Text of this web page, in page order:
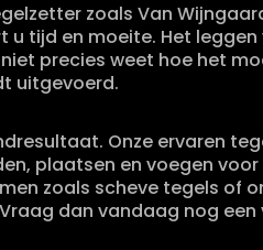
zoals Van
u tijd en moeite. Het
precies weet hoe het
uitgevoerd.
Onze ervaren
plaatsen en voegen voor
zoals scheve tegels of
dan vandaag nog een